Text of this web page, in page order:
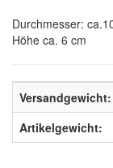
Durchmesser:
Höhe ca. 6 cm
Versandgewicht:
Artikelgewicht: